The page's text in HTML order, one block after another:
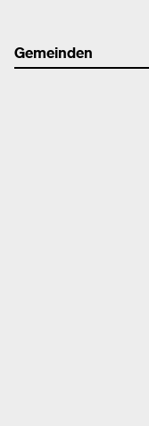
Gemeinden